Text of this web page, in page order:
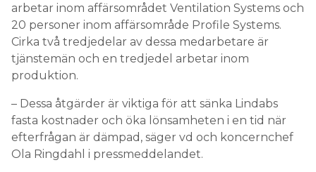
arbetar inom affärsområdet Ventilation Systems och
20 personer inom affärsområde Profile Systems.
Cirka två tredjedelar av dessa medarbetare är
tjänstemän och en tredjedel arbetar inom
produktion.
– Dessa åtgärder är viktiga för att sänka Lindabs
fasta kostnader och öka lönsamheten i en tid när
efterfrågan är dämpad, säger vd och koncernchef
Ola Ringdahl i pressmeddelandet.